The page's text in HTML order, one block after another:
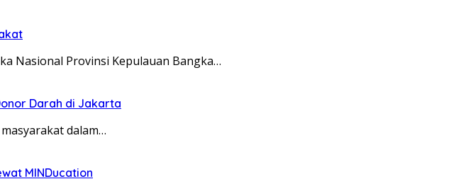
Nasional Provinsi Kepulauan Bangka…
Darah di Jakarta
dalam…
MINDucation